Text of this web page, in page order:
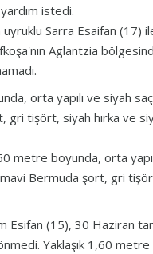
istedi.
uyruklu Sarra Esaifan (17)
Aglantzia
orta yapılı ve siyah
gri tişört, siyah hırka ve
metre boyunda, orta
mavi Bermuda şort, gri
Esifan (15), 30 Haziran
Yaklaşık 1,60